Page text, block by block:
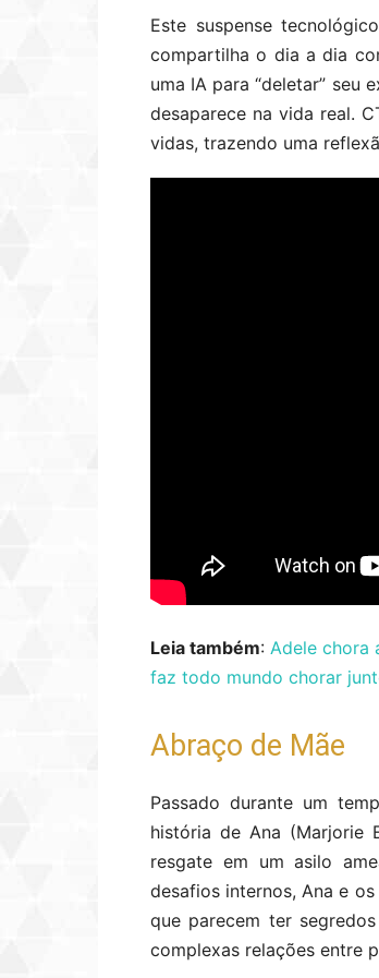
Este suspense
compartilha o dia a dia
uma IA para “deletar” seu
desaparece na vida real.
vidas, trazendo uma
Leia também: Adele chora
faz todo mundo chorar
Abraço de Mãe
Passado durante um
história de Ana (Marjorie
resgate em um asilo
desafios internos, Ana e
que parecem ter
complexas relações entre